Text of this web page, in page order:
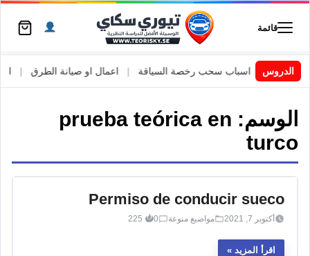
قائمة
الدروسالسويد | اسباب سحب رخصة السياقة اعمال او صيانة الطرق
الوسم: prueba teórica en
turco
Permiso de conducir sueco
أكتوبر 7, 2021 مواضيع منوعة 0
225
اقرأ المزيد